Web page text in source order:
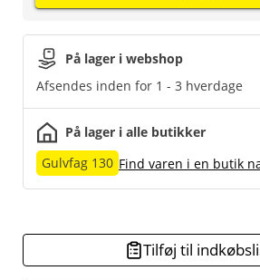
På lager i webshop
Afsendes inden for 1 - 3 hverdage
På lager i alle butikker
Gulvfag 130 Find varen i en butik
Tilføj til